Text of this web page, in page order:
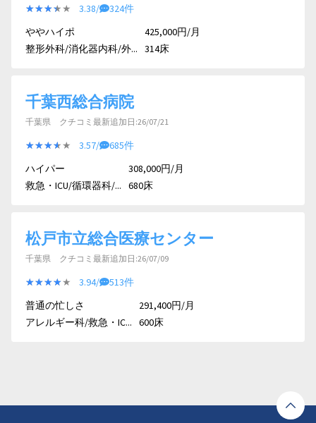
★★★★★
★★★★★ 3.38/
324件
ややハイポ
整形外科/消化器内科/外...
425,000円/月
314床
千葉西総合病院
千葉県 クチコミ最新追加日:26/07/21
★★★★★
★★★★★ 3.57/
685件
ハイパー
救急・ICU/循環器科/...
308,000円/月
680床
松戸市立総合医療センター
千葉県 クチコミ最新追加日:26/07/09
★★★★★
★★★★★ 3.94/
513件
普通の忙しさ
アレルギー科/救急・IC...
291,400円/月
600床